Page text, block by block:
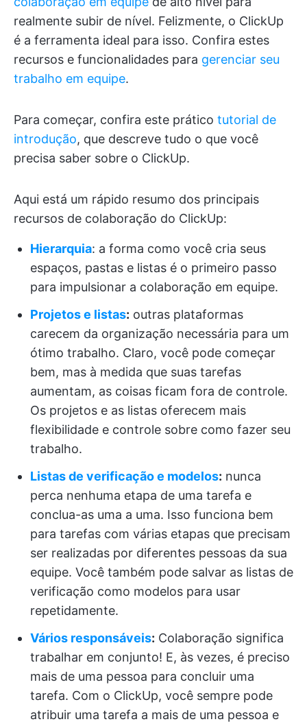
realmente subir de nível. Felizmente, o ClickUp
é a ferramenta ideal para isso. Confira estes
recursos e funcionalidades para gerenciar seu
trabalho em equipe.
Para começar, confira este prático tutorial de
introdução, que descreve tudo o que você
precisa saber sobre o ClickUp.
Aqui está um rápido resumo dos principais
recursos de colaboração do ClickUp:
Hierarquia: a forma como você cria seus
espaços, pastas e listas é o primeiro passo
para impulsionar a colaboração em equipe.
Projetos e listas: outras plataformas
carecem da organização necessária para um
ótimo trabalho. Claro, você pode começar
bem, mas à medida que suas tarefas
aumentam, as coisas ficam fora de controle.
Os projetos e as listas oferecem mais
flexibilidade e controle sobre como fazer seu
trabalho.
Listas de verificação e modelos: nunca
perca nenhuma etapa de uma tarefa e
conclua-as uma a uma. Isso funciona bem
para tarefas com várias etapas que precisam
ser realizadas por diferentes pessoas da sua
equipe. Você também pode salvar as listas de
verificação como modelos para usar
repetidamente.
Vários responsáveis: Colaboração significa
trabalhar em conjunto! E, às vezes, é preciso
mais de uma pessoa para concluir uma
tarefa. Com o ClickUp, você sempre pode
atribuir uma tarefa a mais de uma pessoa e